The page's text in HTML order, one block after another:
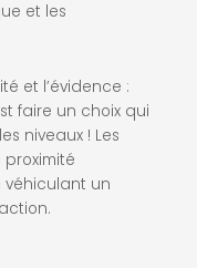
et les
et l’évidence :
faire un choix qui
niveaux ! Les
un